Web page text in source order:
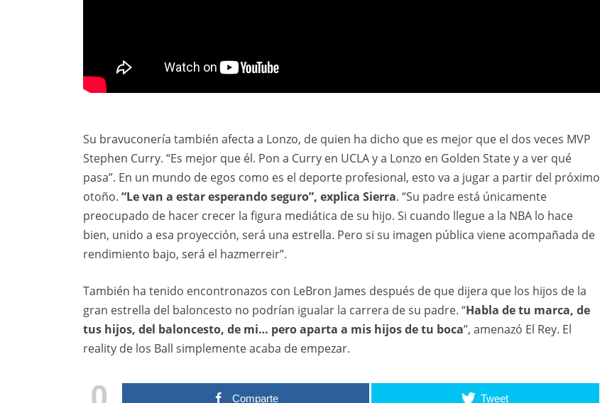
Su bravuconería también afecta a Lonzo, de quien ha dicho que es mejor que el dos veces MVP
Stephen Curry. “Es mejor que él. Pon a Curry en UCLA y a Lonzo en Golden State y a ver qué
pasa”. En un mundo de egos como es el deporte profesional, esto va a jugar a partir del próximo
otoño. “Le van a estar esperando seguro”, explica Sierra. “Su padre está únicamente
preocupado de hacer crecer la figura mediática de su hijo. Si cuando llegue a la NBA lo hace
bien, unido a esa proyección, será una estrella. Pero si su imagen pública viene acompañada de
rendimiento bajo, será el hazmerreir”.
También ha tenido encontronazos con LeBron James después de que dijera que los hijos de la
gran estrella del baloncesto no podrían igualar la carrera de su padre. “Habla de tu marca, de
tus hijos, del baloncesto, de mi… pero aparta a mis hijos de tu boca”, amenazó El Rey. El
reality de los Ball simplemente acaba de empezar.
Comparte Tweet